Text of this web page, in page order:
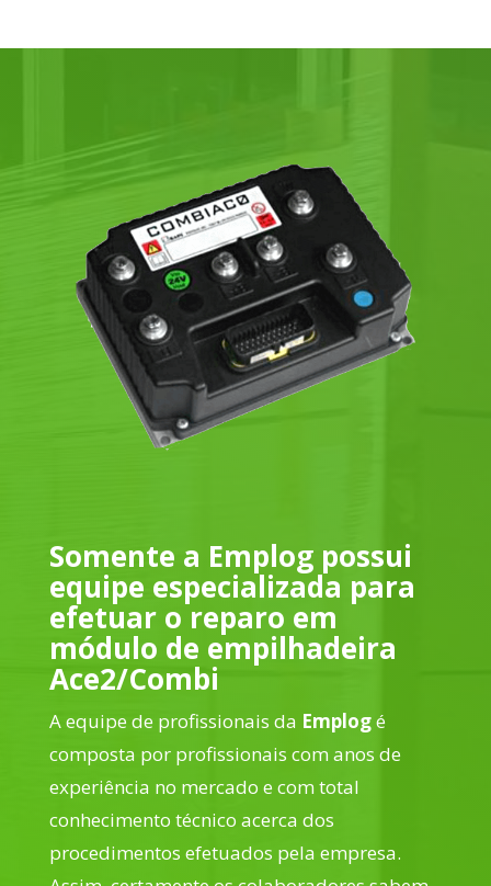
Somente a Emplog possui
equipe especializada para
efetuar o reparo em
módulo de empilhadeira
Ace2/Combi
A equipe de profissionais da Emplogé
composta por profissionais com anos de
experiência no mercado e com total
conhecimento técnico acerca dos
procedimentos efetuados pela empresa.